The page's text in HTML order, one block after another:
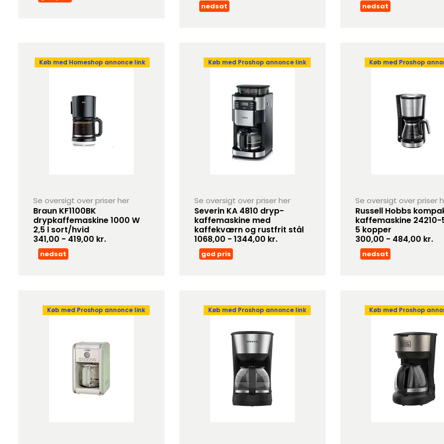
nedsat nedsat
Køb med Homeshop annonce link
Se oversigt over priser her
Braun KF1100BK
drypkaffemaskine 1000 W
2,5 l sort/hvid
341,00 - 419,00 kr.
nedsat
Køb med Proshop annonce link
Se oversigt over priser her
Severin KA 4810 dryp-
kaffemaskine med
kaffekværn og rustfrit stål
1068,00 - 1344,00 kr.
god pris
Køb med Proshop
Se oversigt over priser
Russell Hobbs
kaffemaskine 24210-
5 kopper
300,00 - 484,00 kr.
nedsat
Køb med Proshop annonce link Køb med Proshop annonce link Køb med Proshop